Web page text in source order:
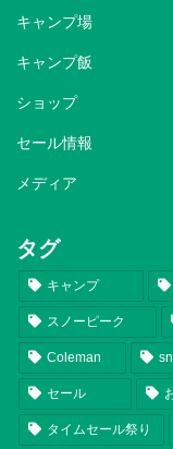
キャンプ場
キャンプ飯
ショップ
セール情報
メディア
タグ
キャンプ
スノーピーク
Coleman
セール
タイムセール祭り